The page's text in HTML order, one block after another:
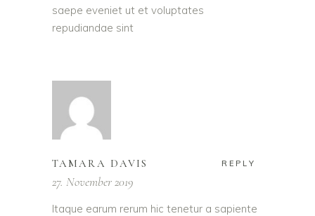
saepe eveniet ut et voluptates
repudiandae sint
TAMARA DAVIS REPLY
27. November 2019
Itaque earum rerum hic tenetur a sapiente